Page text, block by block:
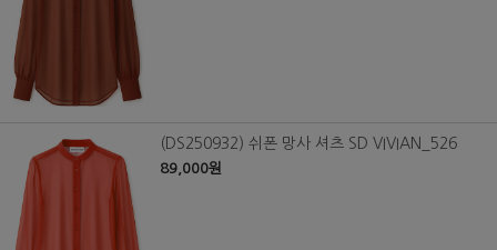
(DS250932) 쉬폰 망사 셔츠 SD VIVIAN_526
89,000원